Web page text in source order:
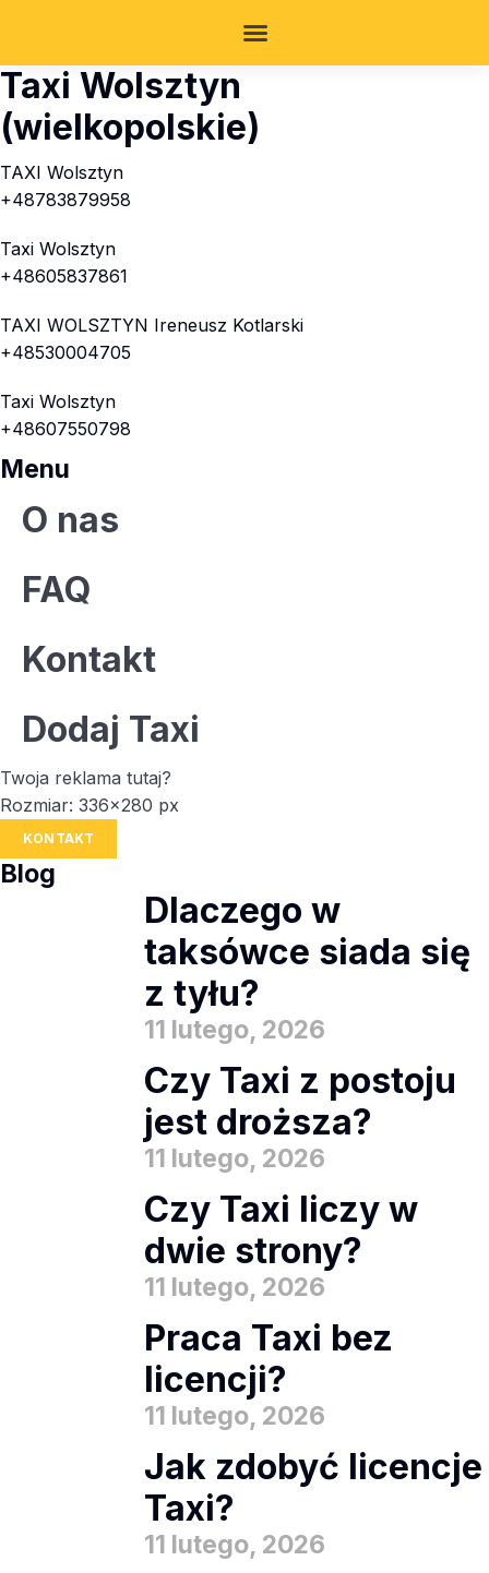
Taxi Wolsztyn
(wielkopolskie)
TAXI Wolsztyn
+48783879958
Taxi Wolsztyn
+48605837861
TAXI WOLSZTYN Ireneusz Kotlarski
+48530004705
Taxi Wolsztyn
+48607550798
Menu
O nas
FAQ
Kontakt
Dodaj Taxi
Twoja reklama tutaj?
Rozmiar: 336x280 px
KONTAKT
Blog
Dlaczego w
taksówce siada się
z tyłu?
11 lutego, 2026
Czy Taxi z postoju
jest droższa?
11 lutego, 2026
Czy Taxi liczy w
dwie strony?
11 lutego, 2026
Praca Taxi bez
licencji?
11 lutego, 2026
Jak zdobyć licencje
Taxi?
11 lutego, 2026